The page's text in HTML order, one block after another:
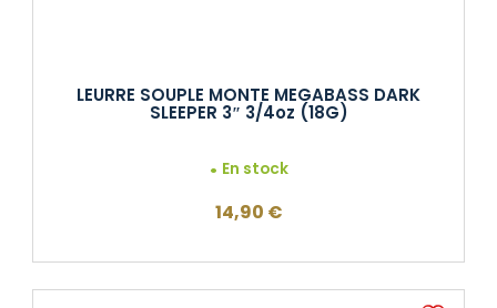
LEURRE SOUPLE MONTE MEGABASS DARK
SLEEPER 3″ 3/4oz (18G)
En stock
14,90 €